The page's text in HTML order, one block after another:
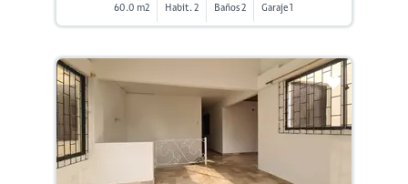
60.0 m2 Habit. 2 Baños 2 Garaje 1